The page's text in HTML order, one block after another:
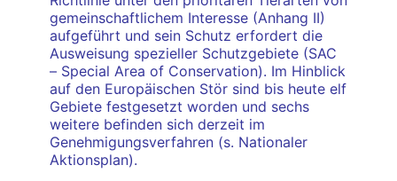
gemeinschaftlichem Interesse (Anhang II)
aufgeführt und sein Schutz erfordert die
Ausweisung spezieller Schutzgebiete (SAC
– Special Area of Conservation). Im Hinblick
auf den Europäischen Stör sind bis heute elf
Gebiete festgesetzt worden und sechs
weitere befinden sich derzeit im
Genehmigungsverfahren (s. Nationaler
Aktionsplan).